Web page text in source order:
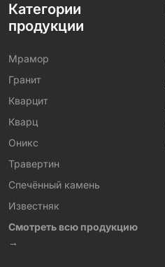
Категории
продукции
Мрамор
Гранит
Кварцит
Кварц
Оникс
Травертин
Спечённый камень
Известняк
Смотреть всю продукцию
→